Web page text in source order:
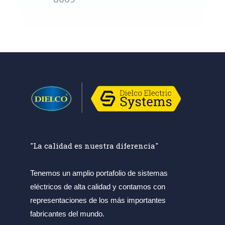
"La calidad es nuestra diferencia"
Tenemos un amplio portafolio de sistemas
eléctricos de alta calidad y contamos con
representaciones de los más importantes
fabricantes del mundo.